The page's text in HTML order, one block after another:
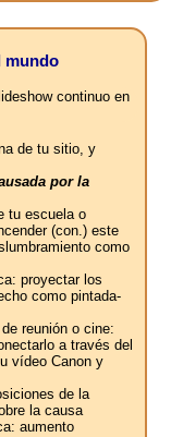
mundo
continuo en
de tu sitio, y
por la
tu escuela o
(con.) este
como
proyectar los
como pintada-
reunión o cine:
a través del
vídeo Canon y
de la
la causa
aumento